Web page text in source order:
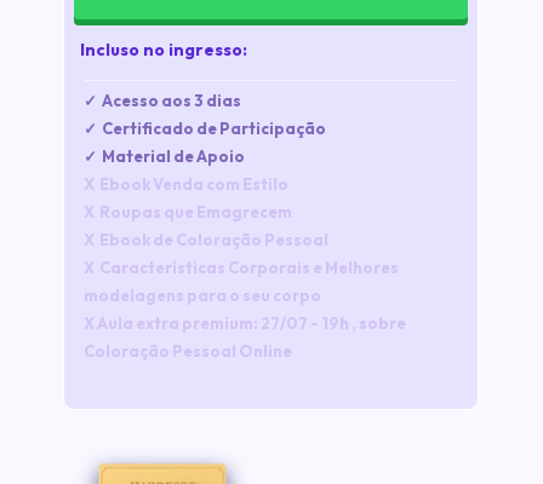
Incluso no ingresso:
✓ Acesso aos 3 dias
✓
  Certificado de Participação
✓ Material de Apoio
X
  Ebook Venda com Estilo
X⁠
  ⁠Roupas que Emagrecem
X  Ebook de Coloração Pessoal
X⁠
  ⁠Características Corporais e Melhores
modelagens para o seu corpo
X Aula extra premium: 27/07 - 19h , sobre
Coloração Pessoal Online